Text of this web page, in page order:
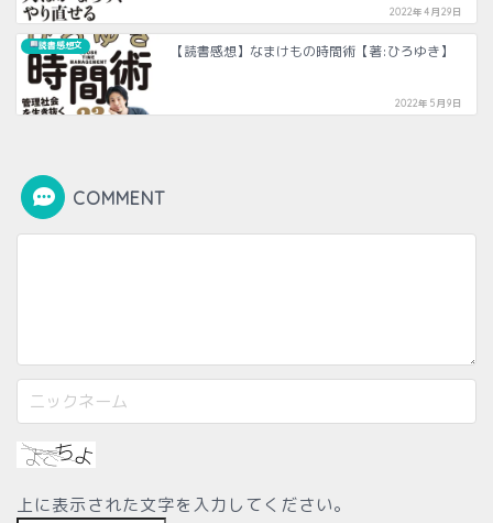
2022年4月29日
読書感想文 【読書感想】なまけもの時間術【著:ひろゆき】
2022年5月9日
COMMENT
上に表示された文字を入力してください。